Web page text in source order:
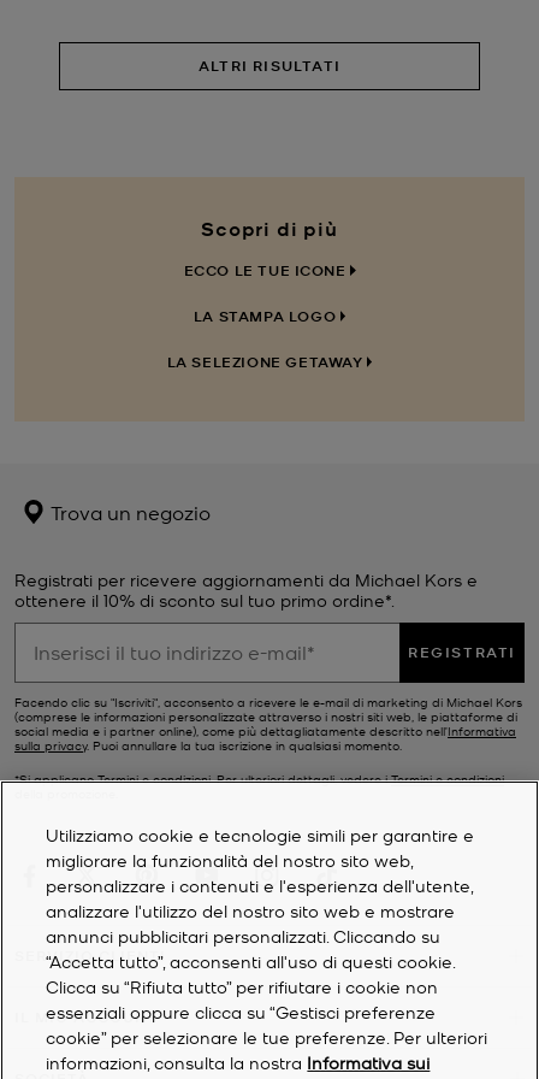
ALTRI RISULTATI
Scopri di più
ECCO LE TUE ICONE
LA STAMPA LOGO
LA SELEZIONE GETAWAY
Trova un negozio
Registrati per ricevere aggiornamenti da Michael Kors e
ottenere il 10% di sconto sul tuo primo ordine*.
REGISTRATI
Facendo clic su "Iscriviti", acconsento a ricevere le e-mail di marketing di Michael Kors
(comprese le informazioni personalizzate attraverso i nostri siti web, le piattaforme di
social media e i partner online), come più dettagliatamente descritto nell’Informativa
sulla privacy. Puoi annullare la tua iscrizione in qualsiasi momento.
*Si applicano Termini e condizioni. Per ulteriori dettagli, vedere iTermini e condizioni
SERVIZIO CLIENTI
IL MIO ACCOUNT
Utilizziamo cookie e tecnologie simili per garantire e
migliorare la funzionalità del nostro sito web,
personalizzare i contenuti e l'esperienza dell'utente,
analizzare l'utilizzo del nostro sito web e mostrare
annunci pubblicitari personalizzati. Cliccando su
“Accetta tutto”, acconsenti all'uso di questi cookie.
Clicca su “Rifiuta tutto” per rifiutare i cookie non
essenziali oppure clicca su “Gestisci preferenze
cookie” per selezionare le tue preferenze. Per ulteriori
informazioni, consulta la nostra Informativa sui